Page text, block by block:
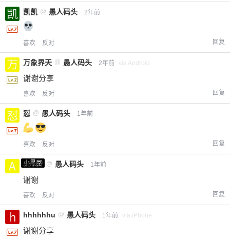
凯凯 @ 愚人码头 2年前
喜欢 反对 回复
万象界天 @ 愚人码头 2年前 via Android
谢谢分享
喜欢 反对 回复
怼 @ 愚人码头 1年前
喜欢 反对 回复
小黑屋
a0987 @ 愚人码头 1年前
谢谢
喜欢 反对 回复
hhhhhhu @ 愚人码头 1年前 via iPhone
谢谢分享